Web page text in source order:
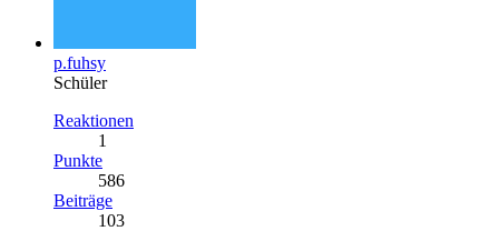
p.fuhsy
Schüler
Reaktionen
1
Punkte
586
Beiträge
103